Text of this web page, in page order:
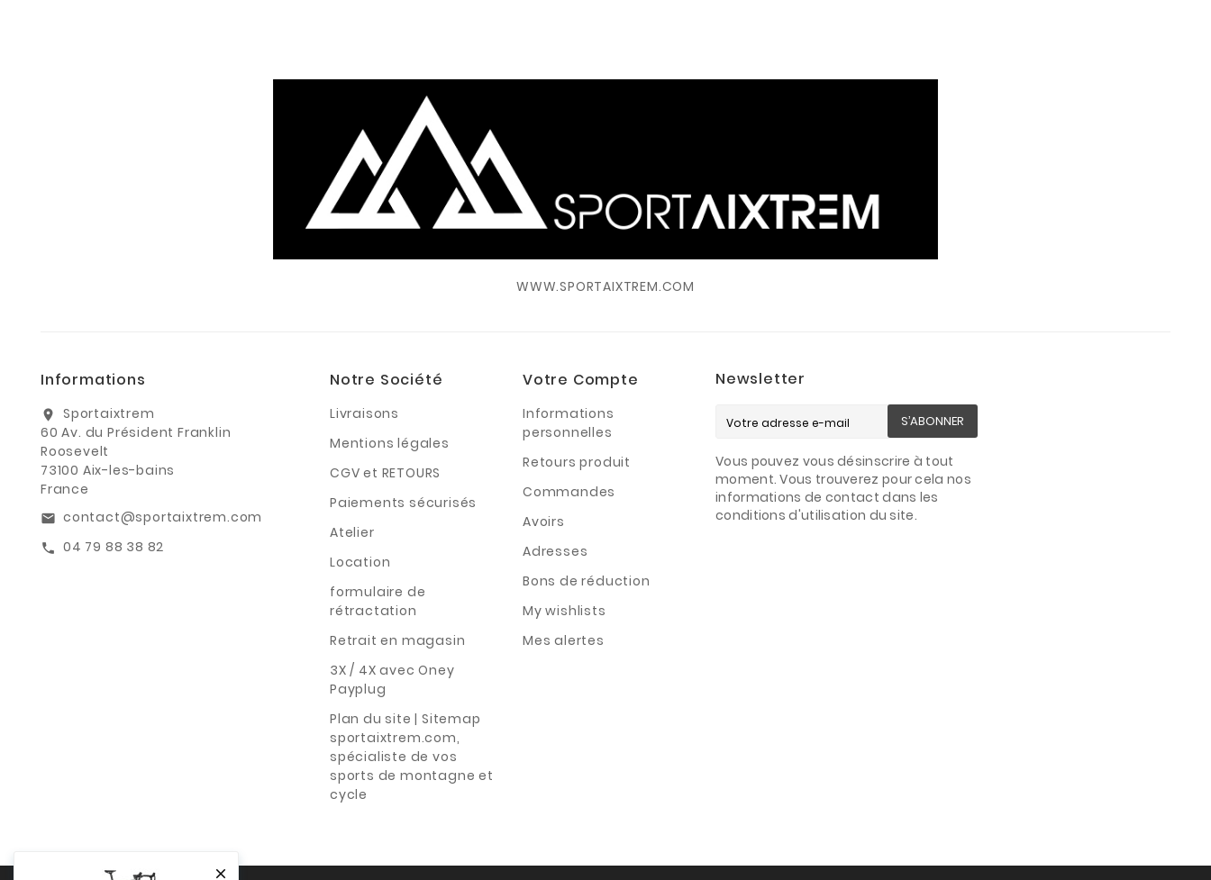

WWW.SPORTAIXTREM.COM
Informations
location_on
Sportaixtrem
60 Av. du Président Franklin
Roosevelt
73100 Aix-les-bains
France
email contact@sportaixtrem.com
call 04 79 88 38 82
Notre Société
Livraisons
Mentions légales
CGV et RETOURS
Paiements sécurisés
Atelier
Location
formulaire de
rétractation
Retrait en magasin
3X / 4X avec Oney
Payplug
Plan du site | Sitemap
sportaixtrem.com,
spécialiste de vos
sports de montagne et
cycle
Votre Compte
Informations
personnelles
Retours produit
Commandes
Avoirs
Adresses
Bons de réduction
My wishlists
Mes alertes
Newsletter
S’ABONNER
Vous pouvez vous désinscrire à tout
moment. Vous trouverez pour cela nos
informations de contact dans les
conditions d'utilisation du site.